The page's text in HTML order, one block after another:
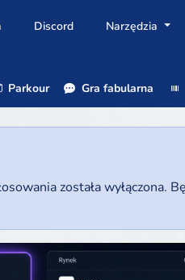
Discord Narzędzia
Parkour Gra fabularna
została wyłączona.